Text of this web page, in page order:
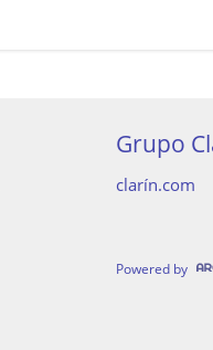
Grupo
clarín.com
Powered by